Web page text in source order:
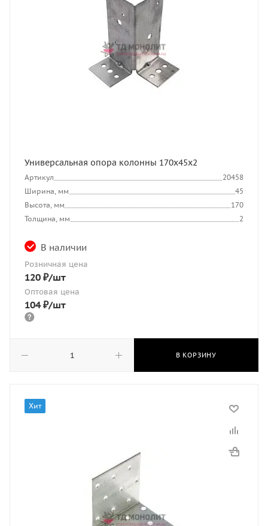
Универсальная опора колонны 170х45х2
Артикул
20458
Ширина, мм
45
Высота, мм
170
Толщина, мм
2
В наличии
Розничная цена
120 ₽/шт
Оптовая цена
104₽/шт
В КОРЗИНУ
Хит